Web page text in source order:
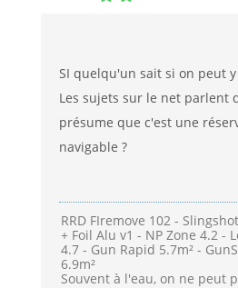
SI quelqu'un sait si on peut
Les sujets sur le net parlent
présume que c'est une
navigable ?
RRD FIremove 102 -
+ Foil Alu v1 - NP Zone 4.2 -
4.7 - Gun Rapid 5.7m² -
6.9m²
Souvent à l'eau, on ne peut